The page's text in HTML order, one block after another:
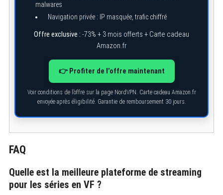
malwares
Navigation privée : IP masquée, trafic chiffré
Offre exclusive : -73% + 3 mois offerts + Carte cadeau
Amazon.fr
👉 Profiter de l’offre maintenant
Voir conditions de l’offre sur la page NordVPN. Carte cadeau Amazon.fr
envoyée après éligibilité. Garantie de remboursement 30 jours.
FAQ
Quelle est la meilleure plateforme de streaming
pour les séries en VF ?